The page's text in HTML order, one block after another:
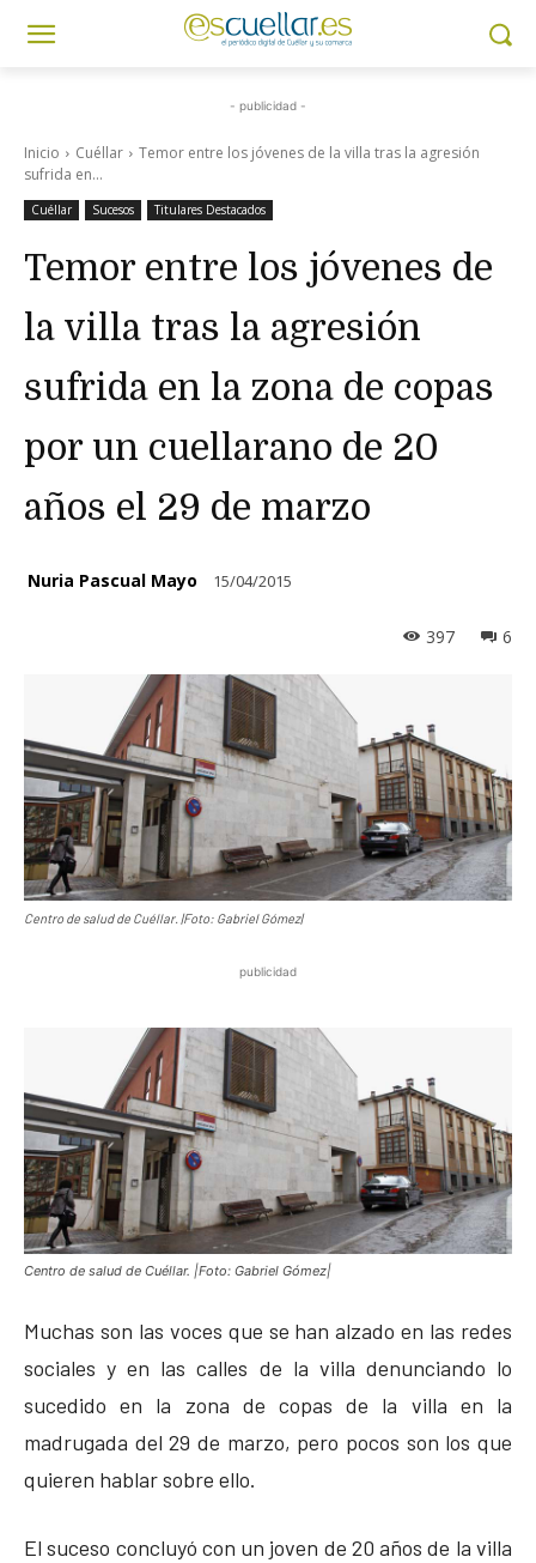
- publicidad -
Inicio Cuéllar
Temor entre los jóvenes de la villa tras la agresión
sufrida en...
Cuéllar Sucesos Titulares Destacados
Temor entre los jóvenes de
la villa tras la agresión
sufrida en la zona de copas
por un cuellarano de 20
años el 29 de marzo
Nuria Pascual Mayo 15/04/2015
6
397
Centro de salud de Cuéllar. |Foto: Gabriel Gómez|
publicidad
Centro de salud de Cuéllar. |Foto: Gabriel Gómez|
Muchas son las voces que se han alzado en las redes
sociales y en las calles de la villa denunciando lo
sucedido en la zona de copas de la villa en la
madrugada del 29 de marzo, pero pocos son los que
quieren hablar sobre ello.
El suceso concluyó con un joven de 20 años de la villa